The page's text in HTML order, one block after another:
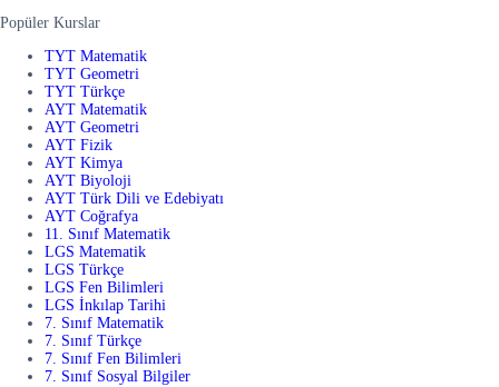
Popüler Kurslar
TYT Matematik
TYT Geometri
TYT Türkçe
AYT Matematik
AYT Geometri
AYT Fizik
AYT Kimya
AYT Biyoloji
AYT Türk Dili ve Edebiyatı
AYT Coğrafya
11. Sınıf Matematik
LGS Matematik
LGS Türkçe
LGS Fen Bilimleri
LGS İnkılap Tarihi
7. Sınıf Matematik
7. Sınıf Türkçe
7. Sınıf Fen Bilimleri
7. Sınıf Sosyal Bilgiler